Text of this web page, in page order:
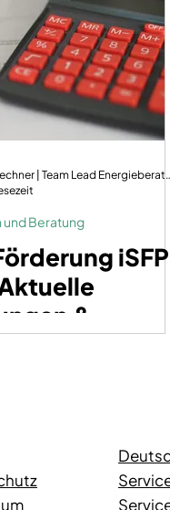
Jonas Fechner | Team Lead
Beratung
iSFP
&